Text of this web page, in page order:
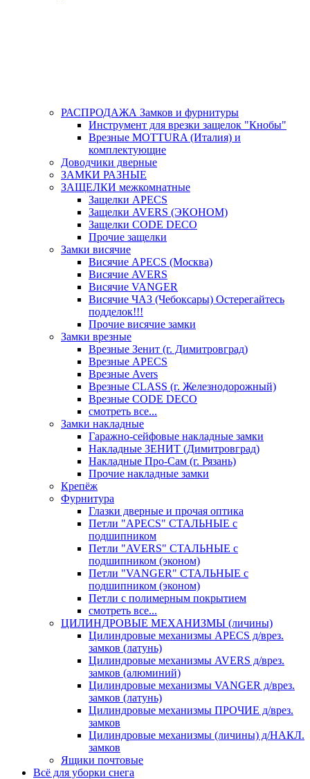
РАСПРОДАЖА Замков и фурнитуры
Инструмент для врезки защелок "Кнобы"
Врезные MOTTURA (Италия) и
комплектующие
Доводчики дверные
ЗАМКИ РАЗНЫЕ
ЗАЩЕЛКИ межкомнатные
Защелки APECS
Защелки AVERS (ЭКОНОМ)
Защелки CODE DECO
Прочие защелки
Замки висячие
Висячие APECS (Москва)
Висячие AVERS
Висячие VANGER
Висячие ЧАЗ (Чебоксары) Остерегайтесь
подделок!!!
Прочие висячие замки
Замки врезные
Врезные Зенит (г. Димитровград)
Врезные APECS
Врезные Avers
Врезные CLASS (г. Железнодорожный)
Врезные CODE DECO
смотреть все...
Замки накладные
Гаражно-сейфовые накладные замки
Накладные ЗЕНИТ (Димитровград)
Накладные Про-Сам (г. Рязань)
Прочие накладные замки
Крепёж
Фурнитура
Глазки дверные и прочая оптика
Петли "APECS" СТАЛЬНЫЕ с
подшипником
Петли "AVERS" СТАЛЬНЫЕ с
подшипником (эконом)
Петли "VANGER" СТАЛЬНЫЕ с
подшипником (эконом)
Петли с полимерным покрытием
смотреть все...
ЦИЛИНДРОВЫЕ МЕХАНИЗМЫ (личины)
Цилиндровые механизмы APECS д/врез.
замков (латунь)
Цилиндровые механизмы AVERS д/врез.
замков (алюминий)
Цилиндровые механизмы VANGER д/врез.
замков (латунь)
Цилиндровые механизмы ПРОЧИЕ д/врез.
замков
Цилиндровые механизмы (личины) д/НАКЛ.
замков
Ящики почтовые
Всё для уборки снега